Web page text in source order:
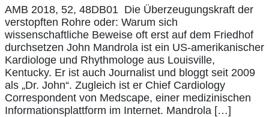
AMB 2018, 52, 48DB01 Die Überzeugungskraft der
verstopften Rohre oder: Warum sich
wissenschaftliche Beweise oft erst auf dem Friedhof
durchsetzen John Mandrola ist ein US-amerikanischer
Kardiologe und Rhythmologe aus Louisville,
Kentucky. Er ist auch Journalist und bloggt seit 2009
als „Dr. John“. Zugleich ist er Chief Cardiology
Correspondent von Medscape, einer medizinischen
Informationsplattform im Internet. Mandrola […]